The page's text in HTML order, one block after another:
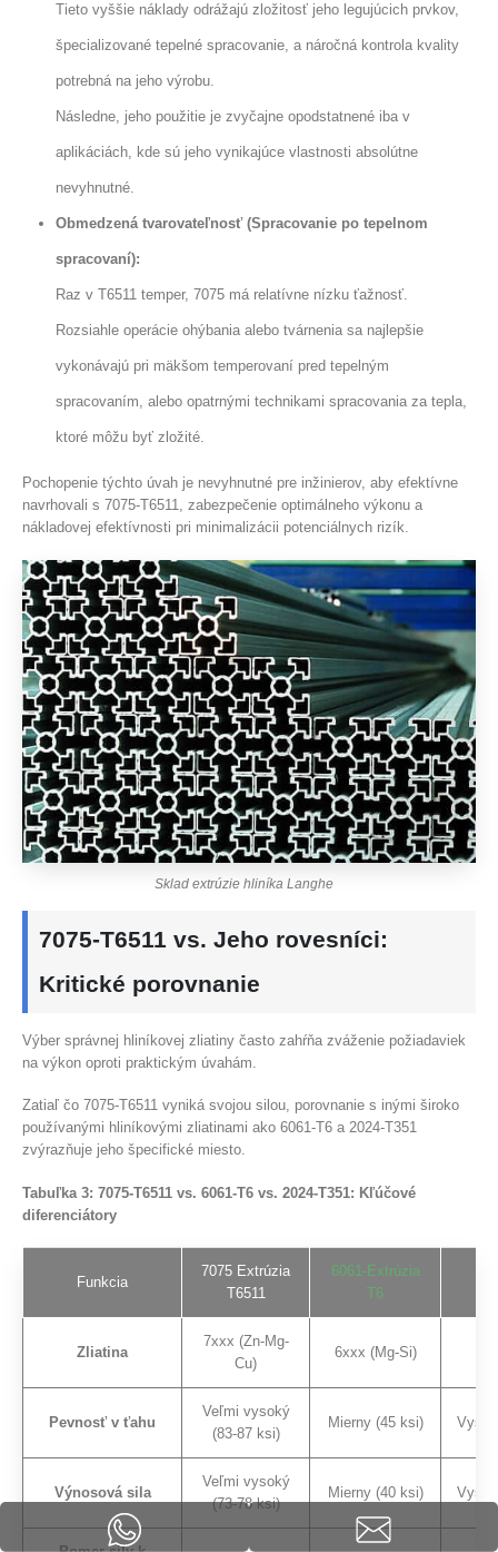
Tieto vyššie náklady odrážajú zložitosť jeho legujúcich prvkov,
špecializované tepelné spracovanie, a náročná kontrola kvality
potrebná na jeho výrobu.
Následne, jeho použitie je zvyčajne opodstatnené iba v
aplikáciách, kde sú jeho vynikajúce vlastnosti absolútne
nevyhnutné.
Obmedzená tvarovateľnosť (Spracovanie po tepelnom
spracovaní):
Raz v T6511 temper, 7075 má relatívne nízku ťažnosť.
Rozsiahle operácie ohýbania alebo tvárnenia sa najlepšie
vykonávajú pri mäkšom temperovaní pred tepelným
spracovaním, alebo opatrnými technikami spracovania za tepla,
ktoré môžu byť zložité.
Pochopenie týchto úvah je nevyhnutné pre inžinierov, aby efektívne
navrhovali s 7075-T6511, zabezpečenie optimálneho výkonu a
nákladovej efektívnosti pri minimalizácii potenciálnych rizík.
Sklad extrúzie hliníka Langhe
7075-T6511 vs. Jeho rovesníci:
Kritické porovnanie
Výber správnej hliníkovej zliatiny často zahŕňa zváženie požiadaviek
na výkon oproti praktickým úvahám.
Zatiaľ čo 7075-T6511 vyniká svojou silou, porovnanie s inými široko
používanými hliníkovými zliatinami ako 6061-T6 a 2024-T351
zvýrazňuje jeho špecifické miesto.
Tabuľka 3: 7075-T6511 vs. 6061-T6 vs. 2024-T351: Kľúčové
diferenciátory
Funkcia
7075 Extrúzia
T6511
6061-Extrúzia
T6
Zliatina
7xxx (Zn-Mg-
Cu)
6xxx (Mg-Si)
Pevnosť v ťahu
Veľmi vysoký
(83-87 ksi)
Mierny (45 ksi)
Výnosová sila
Veľmi vysoký
(73-78 ksi)
Mierny (40 ksi)